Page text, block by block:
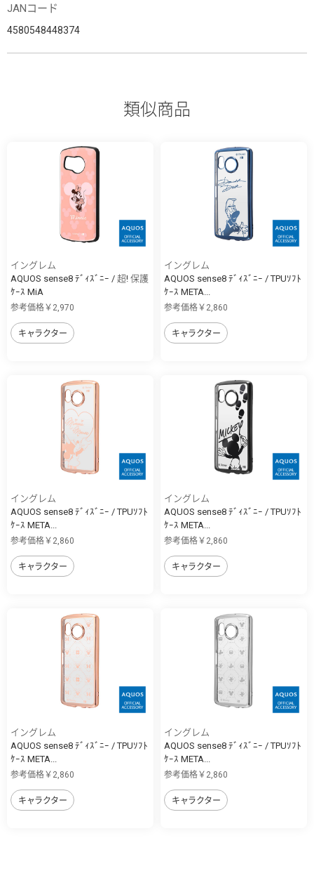
JANコード
4580548448374
類似商品
イングレム
AQUOS sense8 ﾃﾞｨｽﾞﾆｰ / 超! 保護
ｹｰｽ MiA
参考価格￥2,970
キャラクター
イングレム
AQUOS sense8 ﾃﾞｨｽﾞﾆｰ / TPUｿﾌﾄ
ｹｰｽ META...
参考価格￥2,860
キャラクター
イングレム
AQUOS sense8 ﾃﾞｨｽﾞﾆｰ / TPUｿﾌﾄ
ｹｰｽ META...
参考価格￥2,860
キャラクター
イングレム
AQUOS sense8 ﾃﾞｨｽﾞﾆｰ / TPUｿﾌﾄ
ｹｰｽ META...
参考価格￥2,860
キャラクター
イングレム
AQUOS sense8 ﾃﾞｨｽﾞﾆｰ / TPUｿﾌﾄ
ｹｰｽ META...
参考価格￥2,860
キャラクター
イングレム
AQUOS sense8 ﾃﾞｨｽﾞﾆｰ / TPUｿﾌﾄ
ｹｰｽ META...
参考価格￥2,860
キャラクター